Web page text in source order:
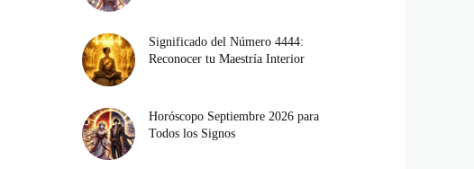
Significado del Número 4444:
Reconocer tu Maestría Interior
Horóscopo Septiembre 2026 para
Todos los Signos